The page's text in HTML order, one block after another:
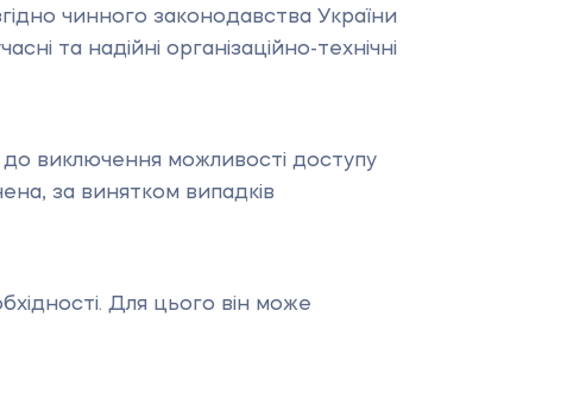
чинного законодавства України
та надійні організаційно-технічні
виключення можливості доступу
за винятком випадків
Для цього він може